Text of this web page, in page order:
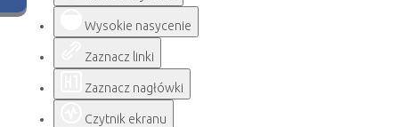
Wysokie nasycenie
Zaznacz linki
Zaznacz nagłówki
Czytnik ekranu